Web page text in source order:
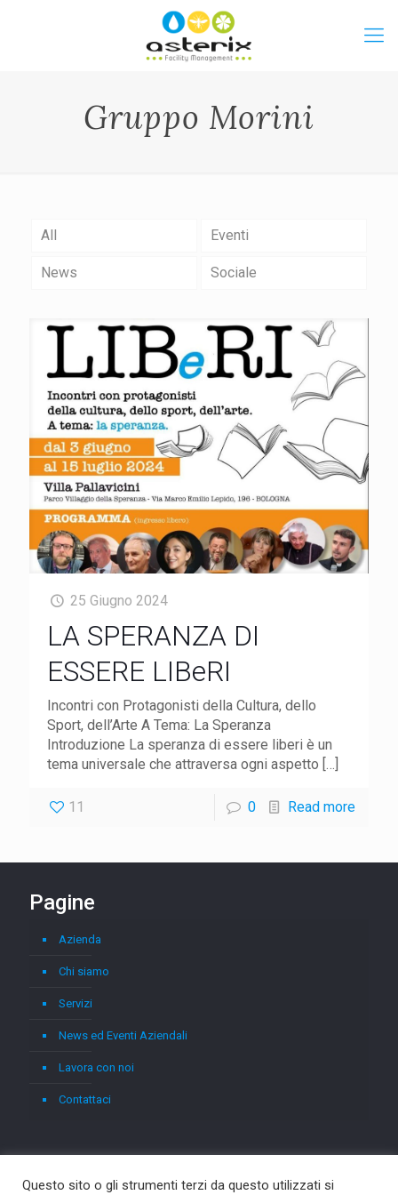
Gruppo Morini
All Eventi
News Sociale
25 Giugno 2024
LA SPERANZA DI
ESSERE LIBeRI
Incontri con Protagonisti della Cultura, dello
Sport, dell’Arte A Tema: La Speranza
Introduzione La speranza di essere liberi è un
tema universale che attraversa ogni aspetto […]
11 0 Read more
Pagine
Azienda
Chi siamo
Servizi
News ed Eventi Aziendali
Lavora con noi
Contattaci
Questo sito o gli strumenti terzi da questo utilizzati si